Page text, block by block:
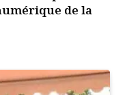
de la